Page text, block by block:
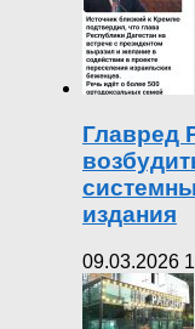
Главред
издания
09.03.2026